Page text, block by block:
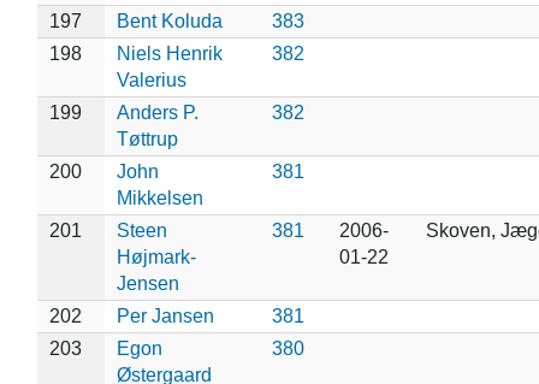
197 Bent Koluda
383
198
Niels Henrik
Valerius
382
199
Anders P.
Tøttrup
382
200
John
Mikkelsen
381
201
Steen
Højmark-
Jensen
381
2006-
01-22
Skoven,
202 Per Jansen
381
203
Egon
Østergaard
380